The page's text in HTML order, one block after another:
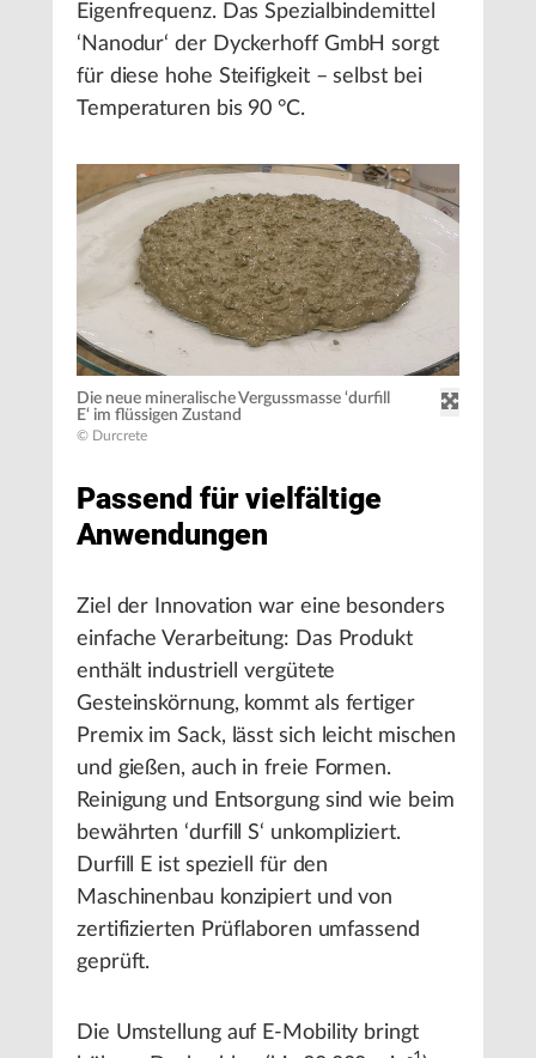
Eigenfrequenz. Das Spezialbindemittel
‘Nanodur‘ der Dyckerhoff GmbH sorgt
für diese hohe Steifigkeit – selbst bei
Temperaturen bis 90 °C.
Die neue mineralische Vergussmasse ‘durfill
E‘ im flüssigen Zustand
© Durcrete
Passend für vielfältige
Anwendungen
Ziel der Innovation war eine besonders
einfache Verarbeitung: Das Produkt
enthält industriell vergütete
Gesteinskörnung, kommt als fertiger
Premix im Sack, lässt sich leicht mischen
und gießen, auch in freie Formen.
Reinigung und Entsorgung sind wie beim
bewährten ‘durfill S‘ unkompliziert.
Durfill E ist speziell für den
Maschinenbau konzipiert und von
zertifizierten Prüflaboren umfassend
geprüft.
Die Umstellung auf E-Mobility bringt